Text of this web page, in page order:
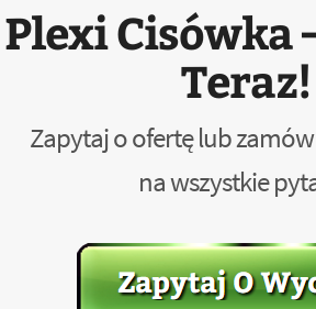
Plexi Cisówka
Teraz!
Zapytaj o ofertę lub
na wszystkie